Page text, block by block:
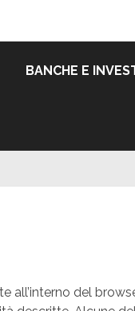
BANCHE E
all’interno del